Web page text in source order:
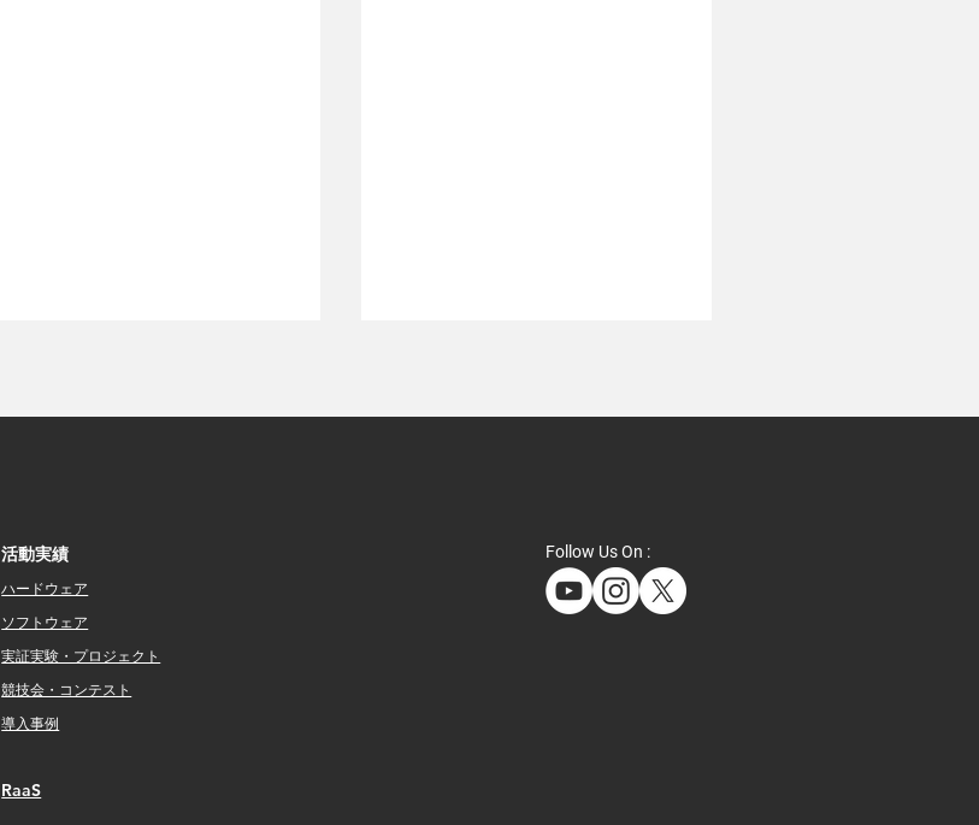
中南米の日系社会を担うリー
ダーたちが見学に来社しまし
た
「ちょっと先のおもしろい未
来2022」に参加します
活動実績
ハードウェア
ソフトウェア
実証実験・プロジェクト
​競技会・コンテスト
導入事例
RaaS
Follow Us On :